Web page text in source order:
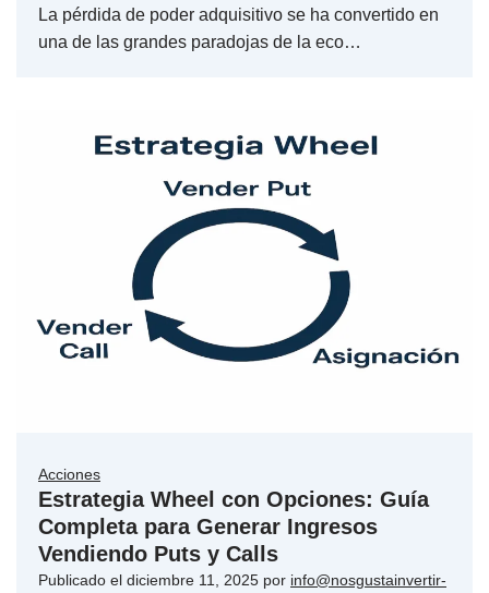
La pérdida de poder adquisitivo se ha convertido en
una de las grandes paradojas de la eco…
Acciones
Estrategia Wheel con Opciones: Guía
Completa para Generar Ingresos
Vendiendo Puts y Calls
Publicado el diciembre 11, 2025 por info@nosgustainvertir-